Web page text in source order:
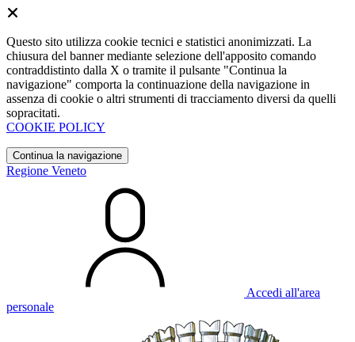
Questo sito utilizza cookie tecnici e statistici anonimizzati. La
chiusura del banner mediante selezione dell'apposito comando
contraddistinto dalla X o tramite il pulsante "Continua la
navigazione" comporta la continuazione della navigazione in
assenza di cookie o altri strumenti di tracciamento diversi da quelli
sopracitati.
COOKIE POLICY
Continua la navigazione
Regione Veneto
Accedi all'area
personale